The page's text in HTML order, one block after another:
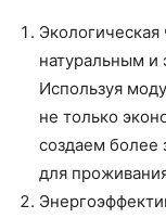
Экологическая
натуральным и
Используя
не только
создаем более
для